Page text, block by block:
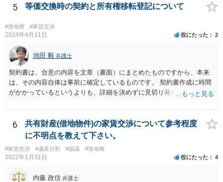
が、なければ、事実上地主が出さざるを得なくなると思います。
5 等価交換時の契約と所有権移転登記について
#借地権 #家賃交渉
2024年4月11日 役にたった 2
池田 毅 弁護士
契約書は、合意の内容を文章（書面）にまとめたものですから、本来
は、その内容自体は事前に確定しているものです。 契約書作成に時間
がかかっているというよりも、詳細を決めずに見切り発車をしてしま
で、地代の支払い時期、方法などきちんと「確定」して覚書にしてお
く方が安全だろうと思います。 所有権移転登記を先行させることのデ
メリットというよりも、詳細についての取り決めがないこと自体がデ
メリット（どのようなトラブル（相手の言い分）がでてくるかが分か
らない）なので、まずはそこをきちんとしたほうがよいと思います。
6
共有財産(借地物件)の家賃交渉について参考程度
に不明点を教えて下さい。
#家賃交渉 #遺産分割 #協議 #借地権
2022年1月31日 役にたった 4
内藤 政信 弁護士